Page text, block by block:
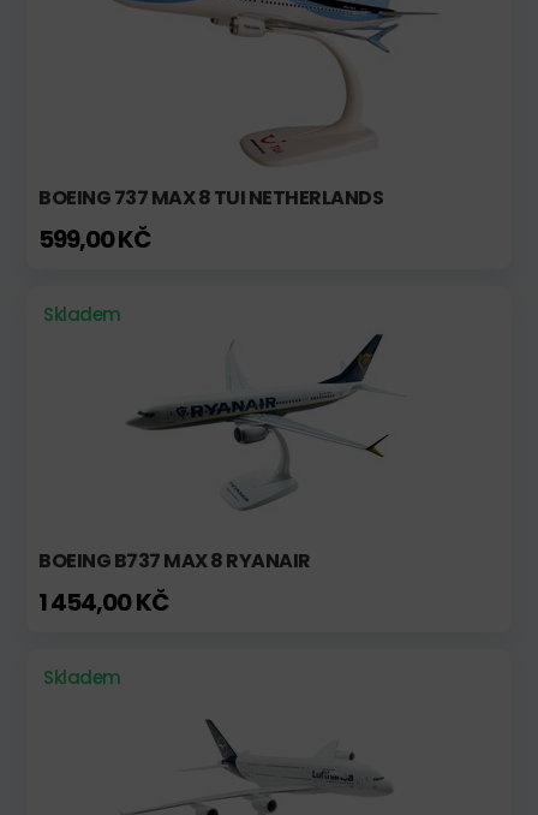
BOEING 737 MAX 8 TUI NETHERLANDS
599,00 KČ
Skladem
BOEING B737 MAX 8 RYANAIR
1 454,00 KČ
Skladem